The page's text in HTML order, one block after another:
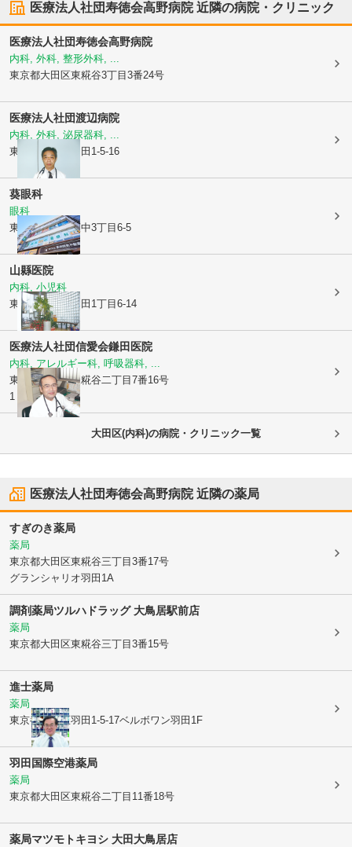
医療法人社団寿徳会高野病院近隣の病院・クリニック
医療法人社団寿徳会高野病院
内科, 外科, 整形外科, ...
東京都大田区東糀谷3丁目3番24号
医療法人社団渡辺病院
内科, 外科, 泌尿器科, ...
東京都大田区
羽田1-5-16
葵眼科
眼科
東京都大田区萩中3丁目6-5
山縣医院
内科, 小児科
東京都大田区羽田1丁目6-14
医療法人社団信愛会鎌田医院
内科, アレルギー科, 呼吸器科, ...
東京都大田区東糀谷二丁目7番16号
1・2階
大田区(内科)の病院・クリニック一覧
医療法人社団寿徳会高野病院近隣の薬局
すぎのき薬局
薬局
東京都大田区東糀谷三丁目3番17号
グランシャリオ羽田1A
調剤薬局ツルハドラッグ 大鳥居駅前店
薬局
東京都大田区東糀谷三丁目3番15号
進士薬局
薬局
東京都大田区羽田1-5-17ベルボワン羽田1F
羽田国際空港薬局
薬局
東京都大田区東糀谷二丁目11番18号
薬局マツモトキヨシ 大田大鳥居店